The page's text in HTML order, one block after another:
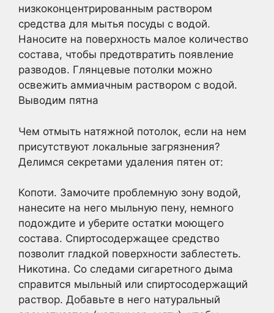
низкоконцентрированным раствором
средства для мытья посуды с водой.
Наносите на поверхность малое количество
состава, чтобы предотвратить появление
разводов. Глянцевые потолки можно
освежить аммиачным раствором с водой.
Выводим пятна
Чем отмыть натяжной потолок, если на нем
присутствуют локальные загрязнения?
Делимся секретами удаления пятен от:
Копоти. Замочите проблемную зону водой,
нанесите на него мыльную пену, немного
подождите и уберите остатки моющего
состава. Спиртосодержащее средство
позволит гладкой поверхности заблестеть.
Никотина. Со следами сигаретного дыма
справится мыльный или спиртосодержащий
раствор. Добавьте в него натуральный